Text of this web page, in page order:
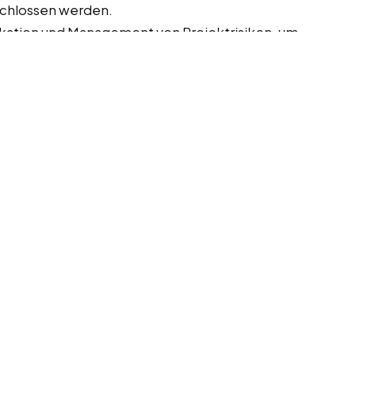
werden.
und Management von Projektrisiken, um